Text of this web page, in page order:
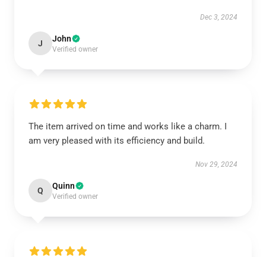
Dec 3, 2024
J John
Verified owner
The item arrived on time and works like a charm. I
am very pleased with its efficiency and build.
Nov 29, 2024
Q Quinn
Verified owner